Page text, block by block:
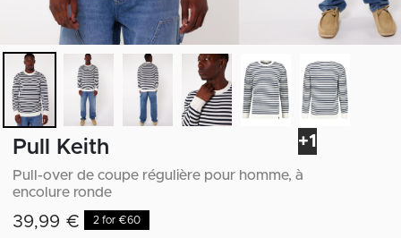
+1
Pull Keith
Pull-over de coupe régulière pour homme, à
encolure ronde
39,99 € 2 for €60